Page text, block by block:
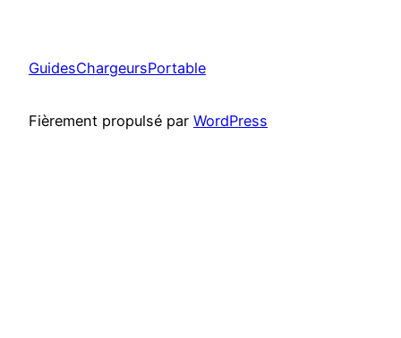
GuidesChargeursPortable
Fièrement propulsé par WordPress